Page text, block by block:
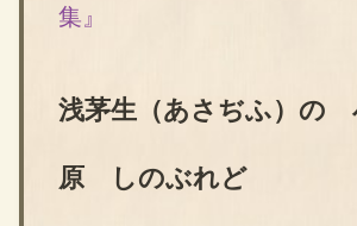
集』
浅茅生（あさぢふ）の
原 しのぶれど